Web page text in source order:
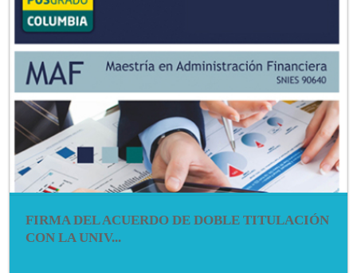
FIRMA DEL ACUERDO DE DOBLE TITULACIÓN
CON LA UNIV...